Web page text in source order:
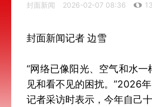
封面新闻 2026-02-07 08:36
封面新闻记者 边雪
“网络已像阳光、空气和水
见和看不见的困扰。”2026
记者采访时表示，今年自己